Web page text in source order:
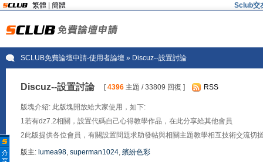
繁體 簡體 Sclub交
SCLUB免費論壇申請-使用者論壇» Discuz--設置討論
Discuz--設置討論 [4396主題 / 33809 回復 ] RSS
版塊介紹: 此版塊開放給大家使用，如下:
1若有dz7.2相關，設置代碼自己心得教學作品，在此分享給其他會員
2此版提供各位會員，有關設置問題求助發帖與相關主題教學相互技術交流切
版主: lumea98, superman1024, 繽紛色彩